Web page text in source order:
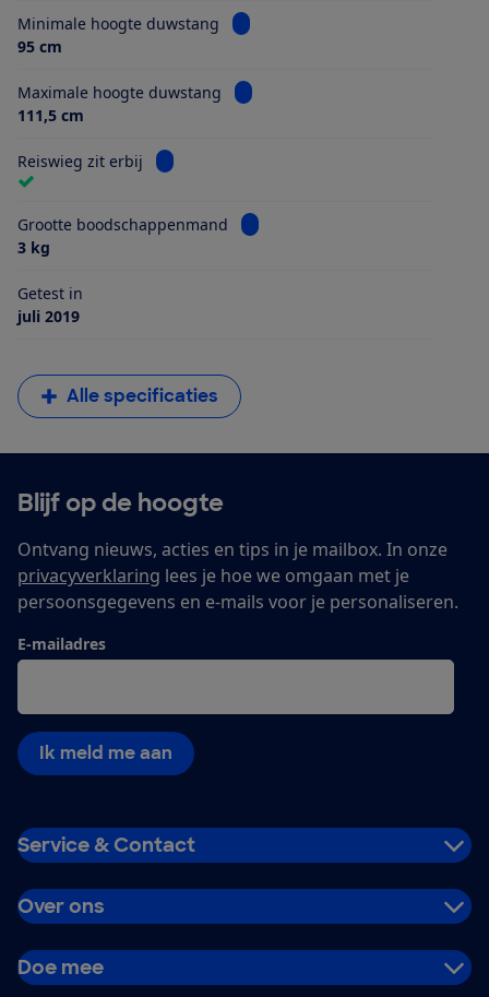
Minimale hoogte duwstang
Bekijk informatie voor Minimale
95 cm
Maximale hoogte duwstang
Bekijk informatie voor Maximale
111,5 cm
Reiswieg zit erbij Bekijk informatie voor Reiswieg zit erbij
Grootte boodschappenmand
Bekijk informatie voor Grootte
3 kg
Getest in
juli 2019
Alle specificaties
Blijf op de hoogte
Ontvang nieuws, acties en tips in je mailbox. In onze
privacyverklaring lees je hoe we omgaan met je
persoonsgegevens en e-mails voor je personaliseren.
E-mailadres
Ik meld me aan
Service & Contact
Over ons
Doe mee